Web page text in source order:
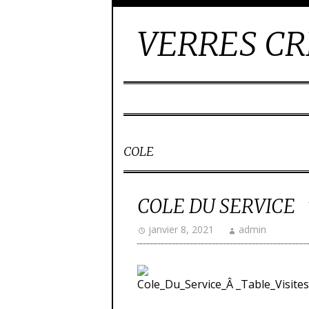
VERRES
COLE
COLE DU SERVICE
janvier 8, 2021 admin